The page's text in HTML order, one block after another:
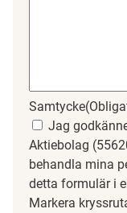
Samtycke
Jag
Aktiebolag
behandla mina
detta formulär i
Markera